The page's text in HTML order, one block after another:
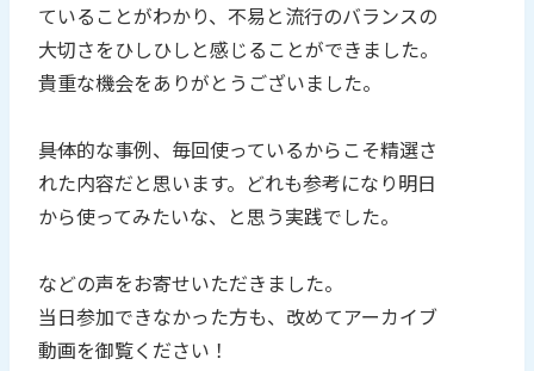
ていることがわかり、不易と流行のバランスの
大切さをひしひしと感じることができました。
貴重な機会をありがとうございました。
――具体的な事例、毎回使っているからこそ精選さ
れた内容だと思います。どれも参考になり明日
から使ってみたいな、と思う実践でした。
などの声をお寄せいただきました。
当日参加できなかった方も、改めてアーカイブ
動画を御覧ください！